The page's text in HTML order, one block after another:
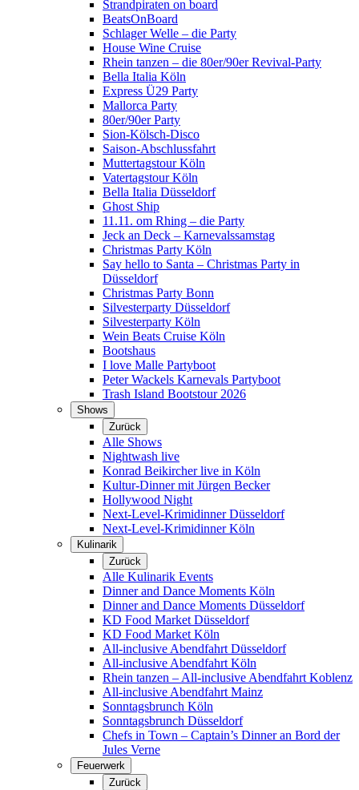
Strandpiraten on board
BeatsOnBoard
Schlager Welle – die Party
House Wine Cruise
Rhein tanzen – die 80er/90er Revival-Party
Bella Italia Köln
Express Ü29 Party
Mallorca Party
80er/90er Party
Sion-Kölsch-Disco
Saison-Abschlussfahrt
Muttertagstour Köln
Vatertagstour Köln
Bella Italia Düsseldorf
Ghost Ship
11.11. om Rhing – die Party
Jeck an Deck – Karnevalssamstag
Christmas Party Köln
Say hello to Santa – Christmas Party in
Düsseldorf
Christmas Party Bonn
Silvesterparty Düsseldorf
Silvesterparty Köln
Wein Beats Cruise Köln
Bootshaus
I love Malle Partyboot
Peter Wackels Karnevals Partyboot
Trash Island Bootstour 2026
Shows
Zurück
Alle Shows
Nightwash live
Konrad Beikircher live in Köln
Kultur-Dinner mit Jürgen Becker
Hollywood Night
Next-Level-Krimidinner Düsseldorf
Next-Level-Krimidinner Köln
Kulinarik
Zurück
Alle Kulinarik Events
Dinner and Dance Moments Köln
Dinner and Dance Moments Düsseldorf
KD Food Market Düsseldorf
KD Food Market Köln
All-inclusive Abendfahrt Düsseldorf
All-inclusive Abendfahrt Köln
Rhein tanzen – All-inclusive Abendfahrt Koblenz
All-inclusive Abendfahrt Mainz
Sonntagsbrunch Köln
Sonntagsbrunch Düsseldorf
Chefs in Town – Captain’s Dinner an Bord der
Jules Verne
Feuerwerk
Zurück